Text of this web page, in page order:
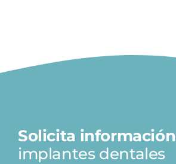
Solicita información
implantes dentales